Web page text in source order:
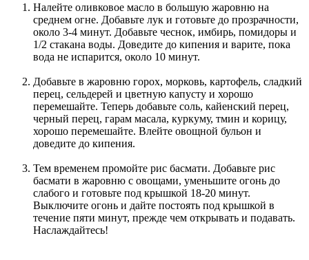
Налейте оливковое масло в большую жаровню на
среднем огне. Добавьте лук и готовьте до прозрачности,
около 3-4 минут. Добавьте чеснок, имбирь, помидоры и
1/2 стакана воды. Доведите до кипения и варите, пока
вода не испарится, около 10 минут.
Добавьте в жаровню горох, морковь, картофель, сладкий
перец, сельдерей и цветную капусту и хорошо
перемешайте. Теперь добавьте соль, кайенский перец,
черный перец, гарам масала, куркуму, тмин и корицу,
хорошо перемешайте. Влейте овощной бульон и
доведите до кипения.
Тем временем промойте рис басмати. Добавьте рис
басмати в жаровню с овощами, уменьшите огонь до
слабого и готовьте под крышкой 18-20 минут.
Выключите огонь и дайте постоять под крышкой в ​​
течение пяти минут, прежде чем открывать и подавать.
Наслаждайтесь!